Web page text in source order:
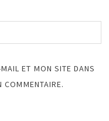
ET MON SITE DANS
COMMENTAIRE.